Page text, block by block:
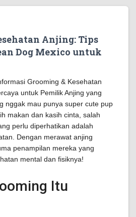
Anjing: Tips
Dog Mexico untuk
Grooming & Kesehatan
untuk Pemilik Anjing yang
nggak mau punya super cute pup
makan dan kasih cinta, salah
perlu diperhatikan adalah
Dengan merawat anjing
penampilan mereka yang
mental dan fisiknya!
Itu